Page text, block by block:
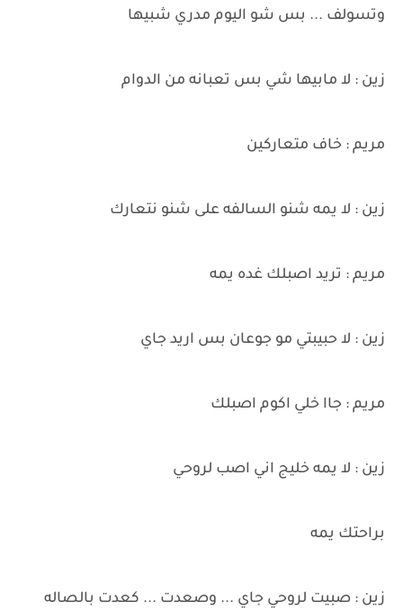
وتسولف ... بس شو اليوم مدري شبيها
زين : لا مابيها شي بس تعبانه من الدوام
مريم : خاف متعاركين
زين : لا يمه شنو السالفه على شنو نتعارك
مريم : تريد اصبلك غده يمه
زين : لا حبيبتي مو جوعان بس اريد جاي
مريم : جاا خلي اكوم اصبلك
زين : لا يمه خليج اني اصب لروحي
براحتك يمه
زين : صبيت لروحي جاي ... وصعدت ... كعدت بالصاله